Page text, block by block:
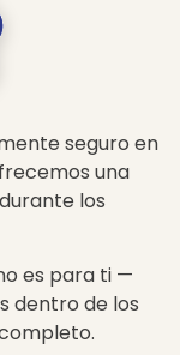
seguro en
una
durante los
es para ti —
dentro de los